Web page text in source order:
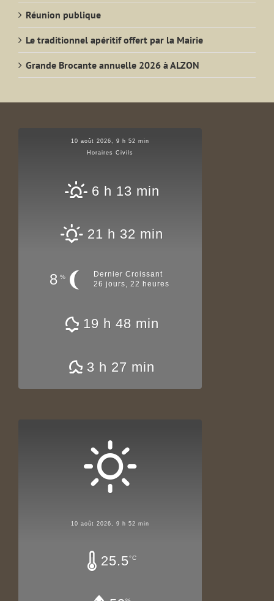
Réunion publique
Le traditionnel apéritif offert par la Mairie
Grande Brocante annuelle 2026 à ALZON
10 août 2026, 9 h 52 min
Horaires Civils
6 h 13 min
21 h 32 min
8 %
Dernier Croissant
26 jours, 22 heures
19 h 48 min
3 h 27 min
10 août 2026, 9 h 52 min
25.5°C